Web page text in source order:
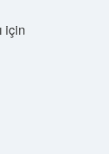
için